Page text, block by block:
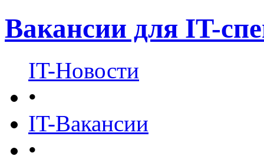
Вакансии для IT-
IT-Новости
•
IT-Вакансии
•